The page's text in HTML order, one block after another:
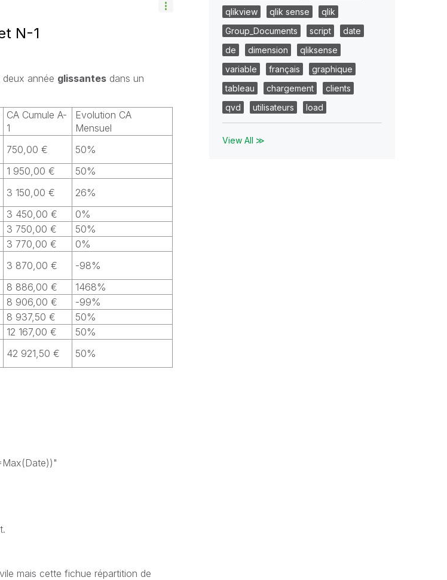
N-1
année glissantesdans un
CA Cumule A-
1
Evolution CA
Mensuel
750,00 €
50%
1 950,00 €
50%
3 150,00 €
26%
3 450,00 €
0%
3 750,00 €
50%
3 770,00 €
0%
3 870,00 €
-98%
8 886,00 €
1468%
8 906,00 €
-99%
8 937,50 €
50%
12 167,00 €
50%
42 921,50 € 50%
mais cette fichue répartition de
qlikview
qlik sense
qlik
Group_Documents
script
date
de
dimension
qliksense
variable
français
graphique
tableau
chargement
clients
qvd
utilisateurs load
View All ≫